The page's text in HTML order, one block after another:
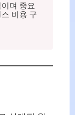
며 중요
비용 구